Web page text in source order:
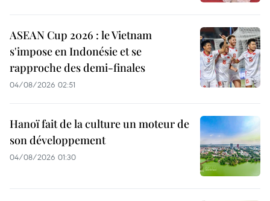
ASEAN Cup 2026 : le Vietnam
s'impose en Indonésie et se
rapproche des demi-finales
04/08/2026 02:51
Hanoï fait de la culture un moteur de
son développement
04/08/2026 01:30